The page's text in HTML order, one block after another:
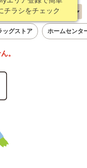
チラシをチェック
・ゲーム 新着順
ッグストア ホームセンタ
。